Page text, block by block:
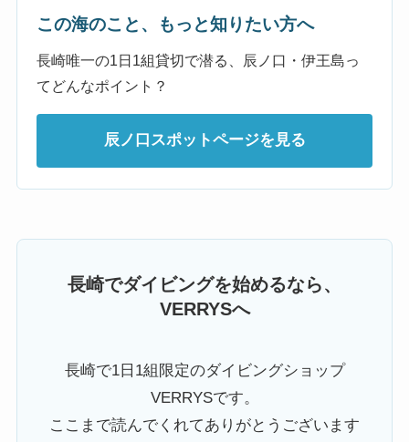
この海のこと、もっと知りたい方へ
長崎唯一の1日1組貸切で潜る、辰ノ口・伊王島っ
てどんなポイント？
辰ノ口スポットページを見る
長崎でダイビングを始めるなら、
VERRYSへ
長崎で1日1組限定のダイビングショップ
VERRYSです。
ここまで読んでくれてありがとうございます